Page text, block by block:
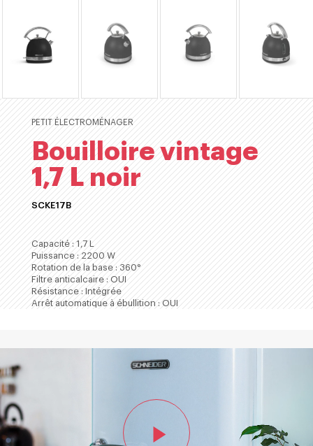
PETIT ÉLECTROMÉNAGER
Bouilloire vintage
1,7 L noir
SCKE17B
ACHETER
Capacité : 1,7 L
Puissance : 2200 W
Rotation de la base : 360°
Filtre anticalcaire : OUI
Résistance : Intégrée
Arrêt automatique à ébullition : OUI